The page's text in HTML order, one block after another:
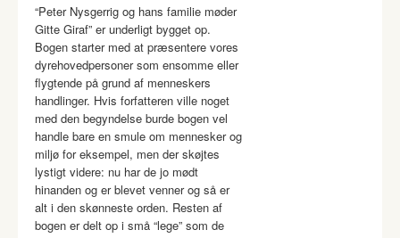
“Peter Nysgerrig og hans familie møder
Gitte Giraf” er underligt bygget op.
Bogen starter med at præsentere vores
dyrehovedpersoner som ensomme eller
flygtende på grund af menneskers
handlinger. Hvis forfatteren ville noget
med den begyndelse burde bogen vel
handle bare en smule om mennesker og
miljø for eksempel, men der skøjtes
lystigt videre: nu har de jo mødt
hinanden og er blevet venner og så er
alt i den skønneste orden. Resten af
bogen er delt op i små “lege” som de